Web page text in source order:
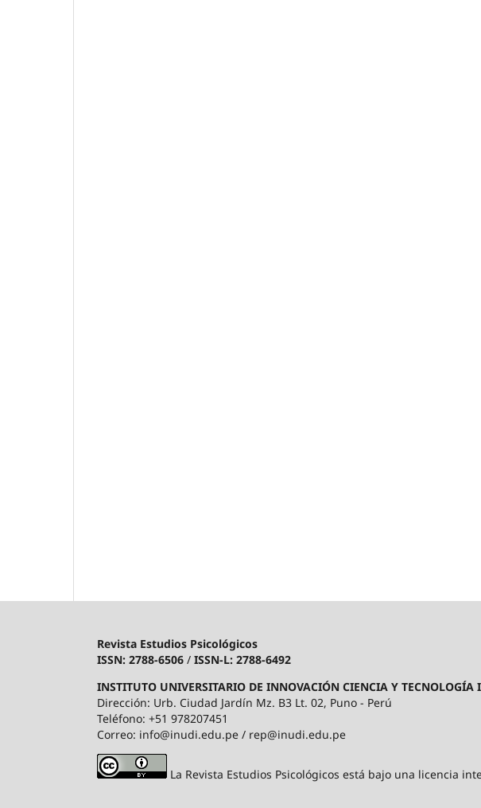
Revista Estudios Psicológicos
ISSN: 2788-6506 / ISSN-L: 2788-6492
INSTITUTO UNIVERSITARIO DE INNOVACIÓN CIENCIA Y TECNOLOGÍA
Dirección: Urb. Ciudad Jardín Mz. B3 Lt. 02, Puno - Perú
Teléfono: +51 978207451
Correo: info@inudi.edu.pe / rep@inudi.edu.pe
La Revista Estudios Psicológicos está bajo una licencia